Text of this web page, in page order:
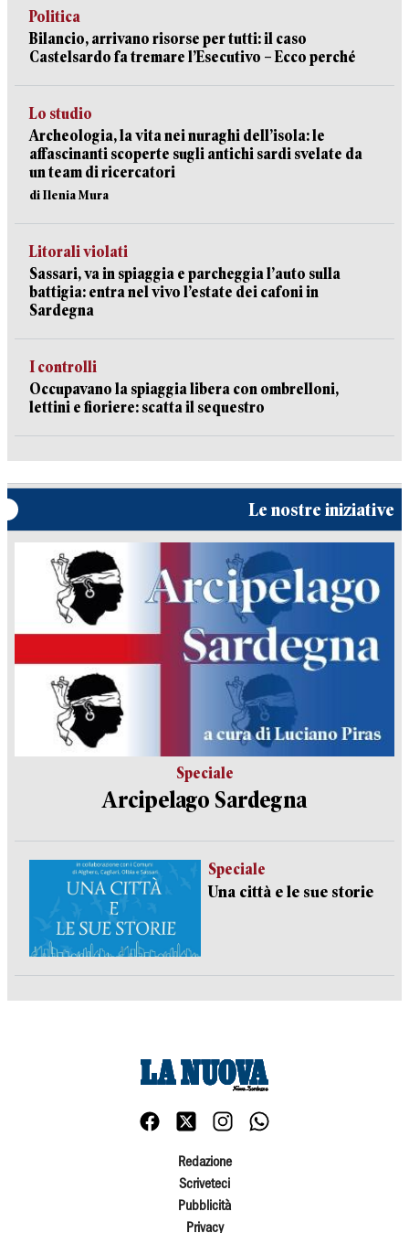
Politica
Bilancio, arrivano risorse per tutti: il caso
Castelsardo fa tremare l’Esecutivo – Ecco perché
Lo studio
Archeologia, la vita nei nuraghi dell’isola: le
affascinanti scoperte sugli antichi sardi svelate da
un team di ricercatori
di Ilenia Mura
Litorali violati
Sassari, va in spiaggia e parcheggia l’auto sulla
battigia: entra nel vivo l’estate dei cafoni in
Sardegna
I controlli
Occupavano la spiaggia libera con ombrelloni,
lettini e fioriere: scatta il sequestro
Le nostre iniziative
Speciale
Arcipelago Sardegna
Speciale
Una città e le sue storie
Redazione
Scriveteci
Pubblicità
Privacy